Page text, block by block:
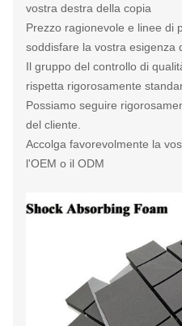
vostra destra della copia
Prezzo ragionevole e linee di
soddisfare la vostra esigenza
Il gruppo del controllo di
rispetta rigorosamente
Possiamo seguire
del cliente.
Accolga favorevolmente la
l'OEM o il ODM